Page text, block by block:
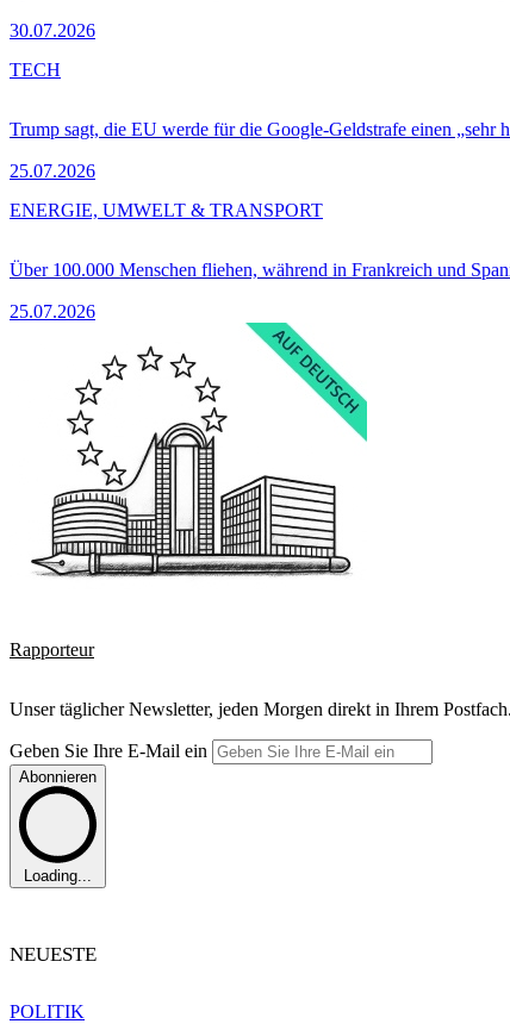
30.07.2026
Trump sagt, die EU werde für die Google-Geldstrafe einen „sehr
25.07.2026
TECH
Über 100.000 Menschen fliehen, während in Frankreich und
25.07.2026
ENERGIE, UMWELT & TRANSPORT
Rapporteur
Unser täglicher Newsletter, jeden Morgen direkt in Ihrem
Geben Sie Ihre E-Mail ein
Abonnieren
Loading...
NEUESTE
POLITIK